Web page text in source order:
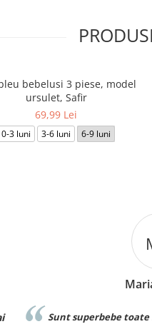
bebelusi 3 piese, model
ursulet, Safir
69,99 Lei
0-3 luni 3-6 luni 6-9 luni
ce le am